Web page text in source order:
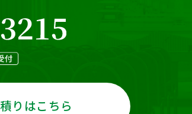
りはこちら